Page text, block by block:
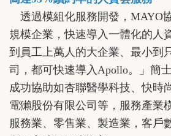
透過模組化服務開發，MAYO
規模企業，快速導入一體化的人
到員工上萬人的大企業、最小到
司，都可快速導入Apollo。」簡
成功協助如杏聯醫學科技、快時
電獺股份有限公司等，服務產業
服務業、零售業、製造業，客戶